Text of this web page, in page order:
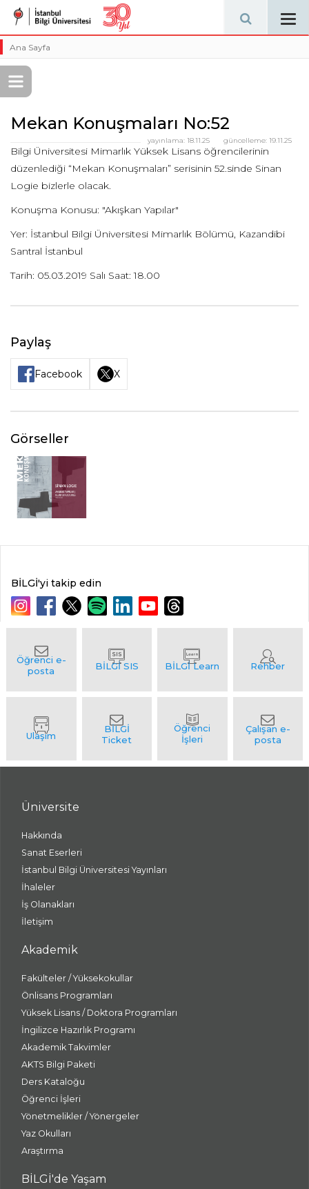
Ana Sayfa
Mekan Konuşmaları No:52
güncelleme: 19.11.25
yayınlama: 18.11.25
Bilgi Üniversitesi Mimarlık Yüksek Lisans öğrencilerinin
düzenlediği “Mekan Konuşmaları” serisinin 52.sinde Sinan
Logie bizlerle olacak.
Konuşma Konusu: "Akışkan Yapılar"
Yer: İstanbul Bilgi Üniversitesi Mimarlık Bölümü, Kazandibi
Santral İstanbul
Tarih: 05.03.2019 Salı Saat: 18.00
Paylaş
Facebook X
Görseller
BİLGİ'yi takip edin
Üniversite
Hakkında
Sanat Eserleri
İstanbul Bilgi Üniversitesi Yayınları
İhaleler
İş Olanakları
İletişim
Akademik
Fakülteler / Yüksekokullar
Önlisans Programları
Yüksek Lisans / Doktora Programları
İngilizce Hazırlık Programı
Akademik Takvimler
AKTS Bilgi Paketi
Ders Kataloğu
Öğrenci İşleri
Yönetmelikler / Yönergeler
Yaz Okulları
Araştırma
BİLGİ'de Yaşam